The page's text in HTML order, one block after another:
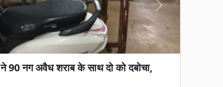
का आरोप: जेवी पर रोक, फिर भी 65%
हाईकोर्ट में पुनर्विचार याचिका की तैयारी
Next